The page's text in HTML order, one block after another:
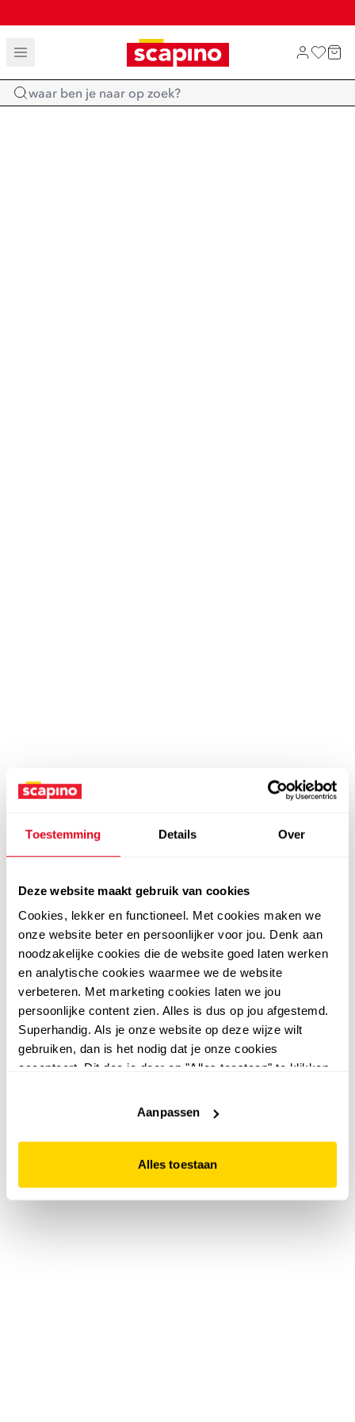
Toestemming Details Over
Deze website maakt gebruik van cookies
Cookies, lekker en functioneel. Met cookies maken we
onze website beter en persoonlijker voor jou. Denk aan
noodzakelijke cookies die de website goed laten werken
en analytische cookies waarmee we de website
verbeteren. Met marketing cookies laten we jou
persoonlijke content zien. Alles is dus op jou afgestemd.
Superhandig. Als je onze website op deze wijze wilt
gebruiken, dan is het nodig dat je onze cookies
accepteert. Dit doe je door op "Alles toestaan" te klikken.
website niet optimaal functioneert.
Aanpassen
Alles toestaan
TOT 70% KORTING OP SALE
SHOP NIEUW
Home